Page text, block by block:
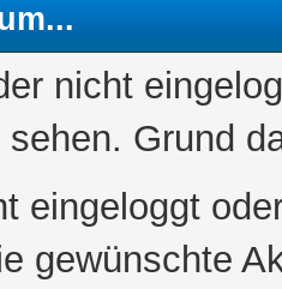
nicht
Grund
eingeloggt
gewünschte